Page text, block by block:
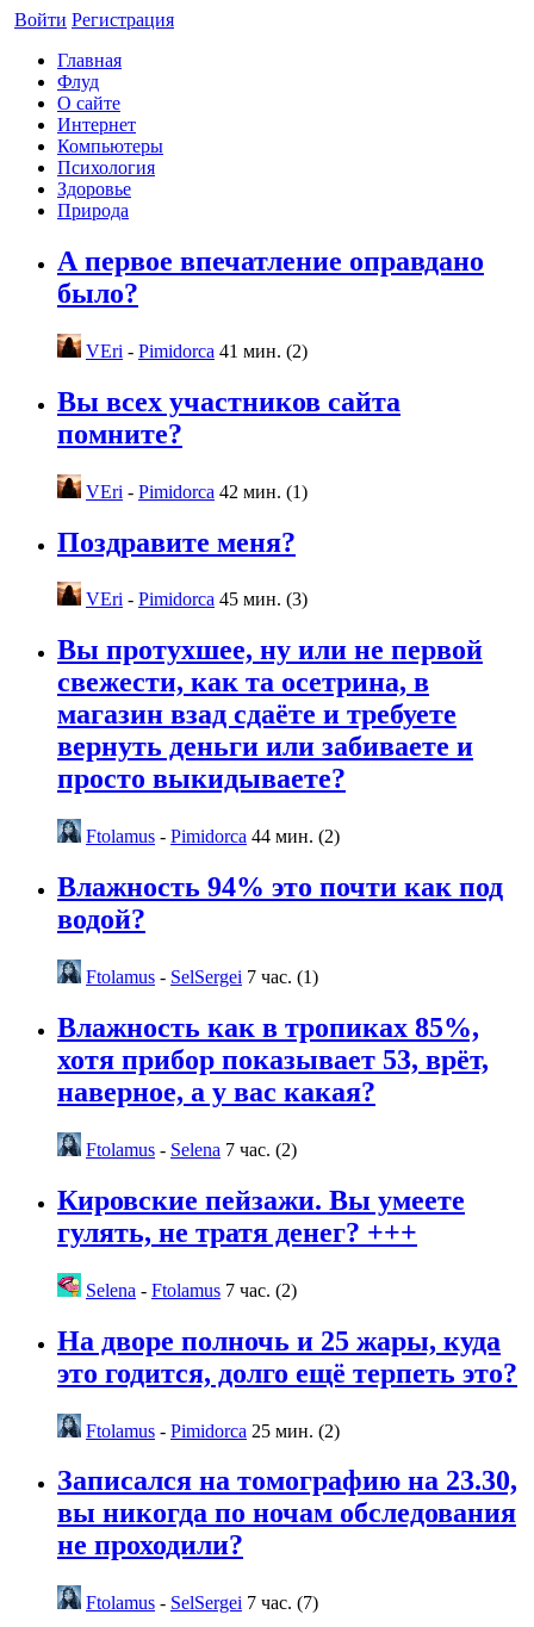
Войти Регистрация
Главная
Флуд
О сайте
Интернет
Компьютеры
Психология
Здоровье
Природа
А первое впечатление оправдано
было?
VEri - Pimidorca 41 мин. (2)
Вы всех участников сайта
помните?
VEri - Pimidorca 42 мин. (1)
Поздравите меня?
VEri - Pimidorca 45 мин. (3)
Вы протухшее, ну или не первой
свежести, как та осетрина, в
магазин взад сдаёте и требуете
вернуть деньги или забиваете и
просто выкидываете?
Ftolamus - Pimidorca 44 мин. (2)
Влажность 94% это почти как под
водой?
Ftolamus - SelSergei 7 час. (1)
Влажность как в тропиках 85%,
хотя прибор показывает 53, врёт,
наверное, а у вас какая?
Ftolamus - Selena 7 час. (2)
Кировские пейзажи. Вы умеете
гулять, не тратя денег? +++
Selena - Ftolamus 7 час. (2)
На дворе полночь и 25 жары, куда
это годится, долго ещё терпеть это?
Ftolamus - Pimidorca 25 мин. (2)
Записался на томографию на 23.30,
вы никогда по ночам обследования
не проходили?
Ftolamus - SelSergei 7 час. (7)